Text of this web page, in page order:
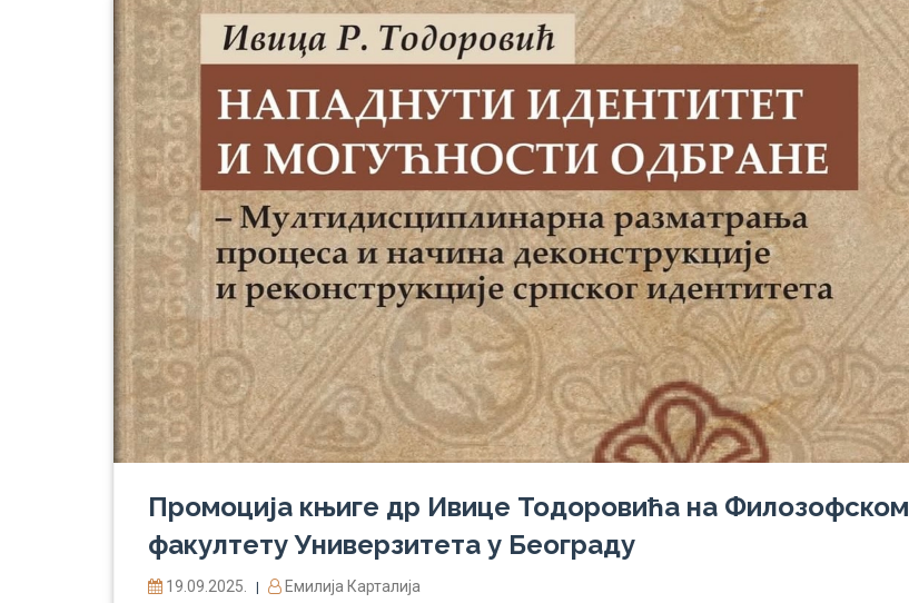
Промоција књиге др Ивице Тодоровића на Филозофском
факултету Универзитета у Београду
19.09.2025. | Емилија Карталија